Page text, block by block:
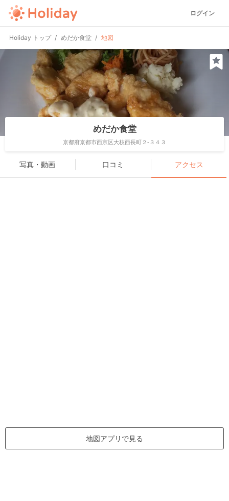
ログイン
Holiday トップ めだか食堂 地図
めだか食堂
京都府京都市西京区大枝西長町２-３４３
写真・動画 口コミ アクセス
地図アプリで見る